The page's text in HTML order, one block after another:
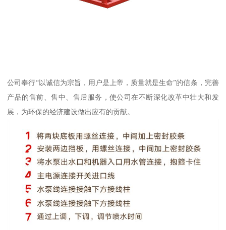
公司奉行“以诚信为宗旨，用户是上帝，质量就是生命”的信条，完善
产品的售前、售中、售后服务，使公司在不断深化改革中壮大和发
展，为环保的经济建设做出应有的贡献。